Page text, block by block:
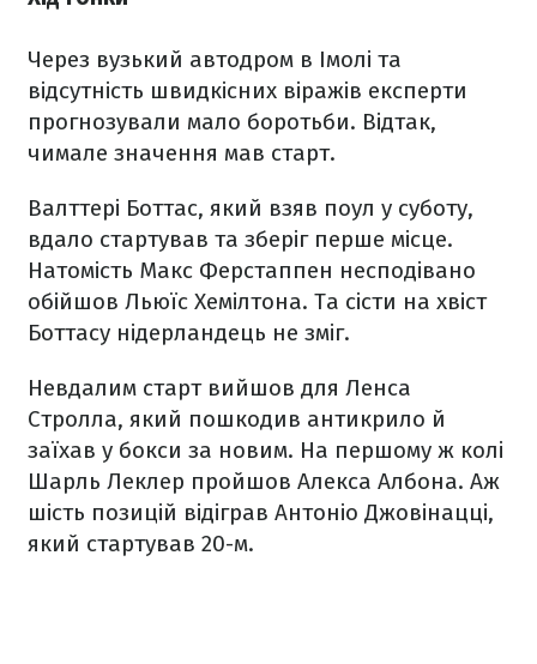
Через вузький автодром в Імолі та
відсутність швидкісних віражів експерти
прогнозували мало боротьби. Відтак,
чимале значення мав старт.
Валттері Боттас, який взяв поул у суботу,
вдало стартував та зберіг перше місце.
Натомість Макс Ферстаппен несподівано
обійшов Льюїс Хемілтона. Та сісти на хвіст
Боттасу нідерландець не зміг.
Невдалим старт вийшов для Ленса
Стролла, який пошкодив антикрило й
заїхав у бокси за новим. На першому ж колі
Шарль Леклер пройшов Алекса Албона. Аж
шість позицій відіграв Антоніо Джовінацці,
який стартував 20-м.